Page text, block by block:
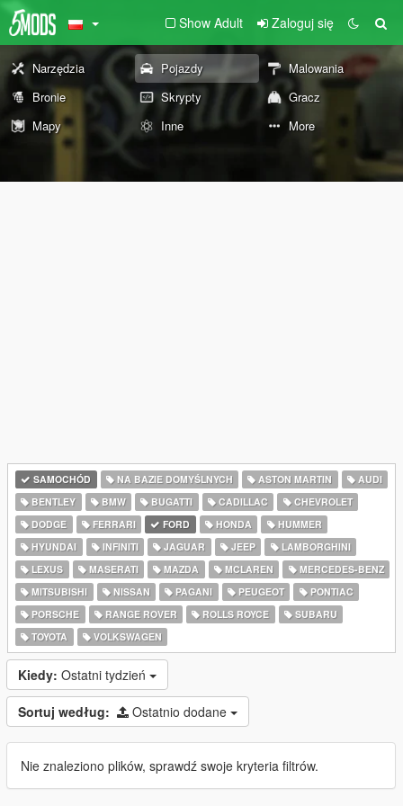
Show Adult Zaloguj się
Narzędzia Pojazdy
Malowania
Bronie
Skrypty
Gracz
Mapy
Inne More
SAMOCHÓD NA BAZIE DOMYŚLNYCH ASTON MARTIN
AUDI
BENTLEY
BMW BUGATTI CADILLAC
CHEVROLET
DODGE
FERRARI FORD HONDA
HUMMER
HYUNDAI
INFINITI JAGUAR JEEP
LAMBORGHINI
LEXUS
MASERATI MAZDA MCLAREN
MERCEDES-BENZ
MITSUBISHI
NISSAN PAGANI PEUGEOT
PONTIAC
PORSCHE
RANGE ROVER ROLLS ROYCE
SUBARU
TOYOTA
VOLKSWAGEN
Kiedy: Ostatni tydzień
Sortuj według: Ostatnio dodane
Nie znaleziono plików, sprawdź swoje kryteria filtrów.